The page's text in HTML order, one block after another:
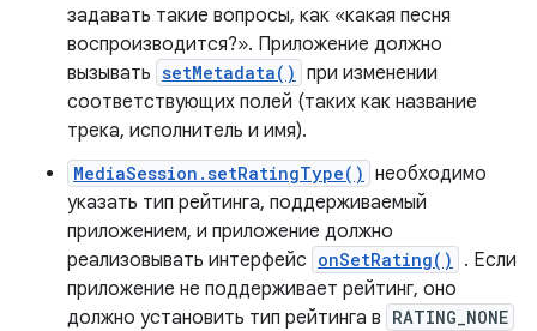
задавать такие вопросы, как «какая песня
воспроизводится?». Приложение должно
вызывать setMetadata() при изменении
соответствующих полей (таких как название
трека, исполнитель и имя).
MediaSession.setRatingType() необходимо
указать тип рейтинга, поддерживаемый
приложением, и приложение должно
реализовывать интерфейс onSetRating()
. Если
приложение не поддерживает рейтинг, оно
должно установить тип рейтинга в RATING_NONE